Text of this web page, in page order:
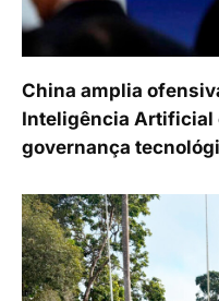
China amplia
Inteligência Artificial
governança